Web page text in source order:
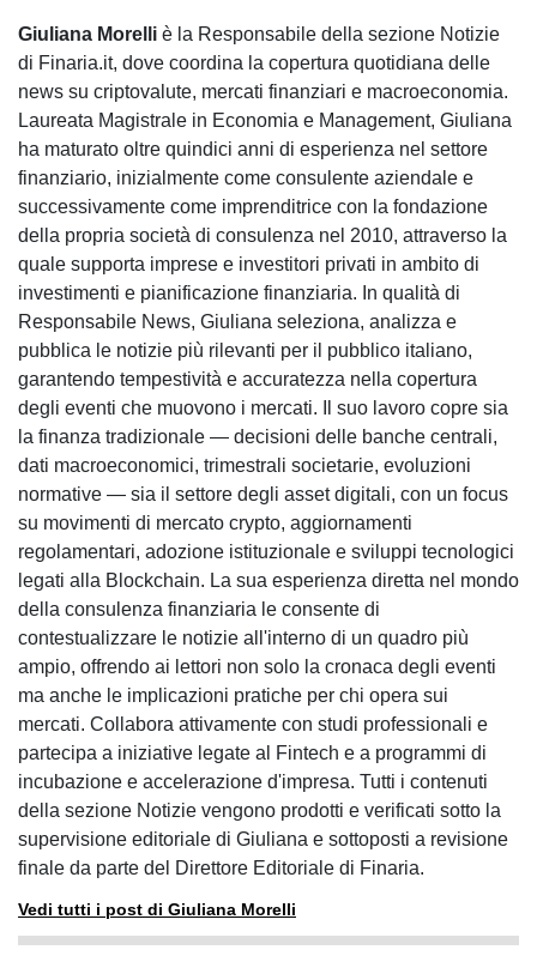
Giuliana Morelli è la Responsabile della sezione Notizie
di Finaria.it, dove coordina la copertura quotidiana delle
news su criptovalute, mercati finanziari e macroeconomia.
Laureata Magistrale in Economia e Management, Giuliana
ha maturato oltre quindici anni di esperienza nel settore
finanziario, inizialmente come consulente aziendale e
successivamente come imprenditrice con la fondazione
della propria società di consulenza nel 2010, attraverso la
quale supporta imprese e investitori privati in ambito di
investimenti e pianificazione finanziaria. In qualità di
Responsabile News, Giuliana seleziona, analizza e
pubblica le notizie più rilevanti per il pubblico italiano,
garantendo tempestività e accuratezza nella copertura
degli eventi che muovono i mercati. Il suo lavoro copre sia
la finanza tradizionale — decisioni delle banche centrali,
dati macroeconomici, trimestrali societarie, evoluzioni
normative — sia il settore degli asset digitali, con un focus
su movimenti di mercato crypto, aggiornamenti
regolamentari, adozione istituzionale e sviluppi tecnologici
legati alla Blockchain. La sua esperienza diretta nel mondo
della consulenza finanziaria le consente di
contestualizzare le notizie all'interno di un quadro più
ampio, offrendo ai lettori non solo la cronaca degli eventi
ma anche le implicazioni pratiche per chi opera sui
mercati. Collabora attivamente con studi professionali e
partecipa a iniziative legate al Fintech e a programmi di
incubazione e accelerazione d'impresa. Tutti i contenuti
della sezione Notizie vengono prodotti e verificati sotto la
supervisione editoriale di Giuliana e sottoposti a revisione
finale da parte del Direttore Editoriale di Finaria.
Vedi tutti i post di Giuliana Morelli